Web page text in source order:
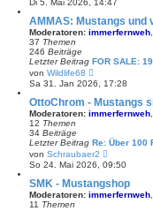
a
g
u
e
s
t
r
B
i
r
a
Di 5. Mai 2026, 14:47
AMMAS: Mustangs und
Moderatoren: immerfernweh
37 Themen
246 Beiträge
Letzter Beitrag FOR SALE:
von Wildlife68
e
u
e
s
t
r
B
e
i
r
a
Sa 31. Jan 2026, 17:28
OttoChrom - Mustangs
Moderatoren: immerfernweh
12 Themen
34 Beiträge
Letzter Beitrag Re: Über 100
von Schraubaer2
e
u
e
s
t
So 24. Mai 2026, 09:50
SMK - Mustangshop
Moderatoren: immerfernweh
11 Themen